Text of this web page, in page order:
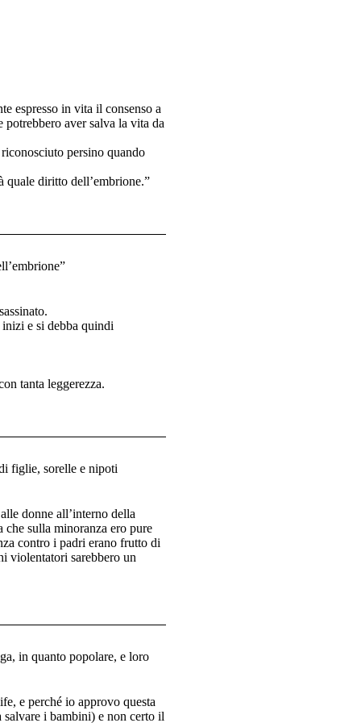
espresso in vita il consenso a
aver salva la vita da
persino quando
quale diritto dell’embrione.”
e si debba quindi
tanta leggerezza.
figlie, sorelle e nipoti
donne all’interno della
che sulla minoranza ero pure
contro i padri erano frutto di
violentatori sarebbero un
in quanto popolare, e loro
e perché io approvo questa
salvare i bambini) e non certo il